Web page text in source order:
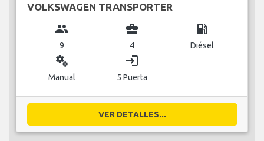
VOLKSWAGEN TRANSPORTER
group
9
business_center
4
local_gas_station
Diésel
miscellaneous_services
Manual
login
5 Puerta
VER DETALLES...